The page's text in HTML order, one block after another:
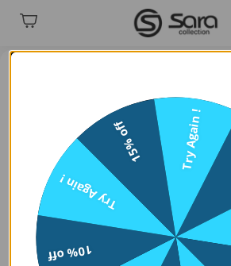
10% off
Try Again !
15% off Try Again !